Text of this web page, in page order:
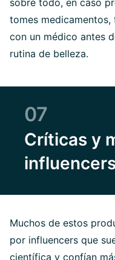
sobre todo, en caso
tomes
con un médico antes
rutina de belleza.
07
Críticas y
Muchos de estos
por influencers que
científica y confían